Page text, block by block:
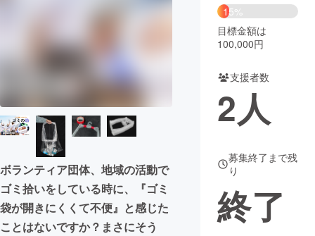
まちづくり・地域活性化
CAMPFIRE for Social Good
CAMPFIRE Creation
CAMPFIREふるさと納税
コミュニティ
ボランティア団体、地域の活動で
ゴミ拾いをしている時に、『ゴミ
袋が開きにくくて不便』と感じた
ことはないですか？まさにそう
15%
目標金額は
100,000円
支援者数
2人
募集終了まで残
り
終了